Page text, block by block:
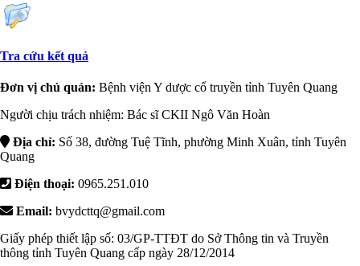
Tra cứu kết quả
Đơn vị chủ quản: Bệnh viện Y dược cổ truyền tỉnh Tuyên Quang
Người chịu trách nhiệm: Bác sĩ CKII Ngô Văn Hoàn
Địa chỉ: Số 38, đường Tuệ Tĩnh, phường Minh Xuân, tỉnh Tuyên
Quang
Điện thoại: 0965.251.010
Email: bvydcttq@gmail.com
Giấy phép thiết lập số: 03/GP-TTĐT do Sở Thông tin và Truyền
thông tỉnh Tuyên Quang cấp ngày 28/12/2014